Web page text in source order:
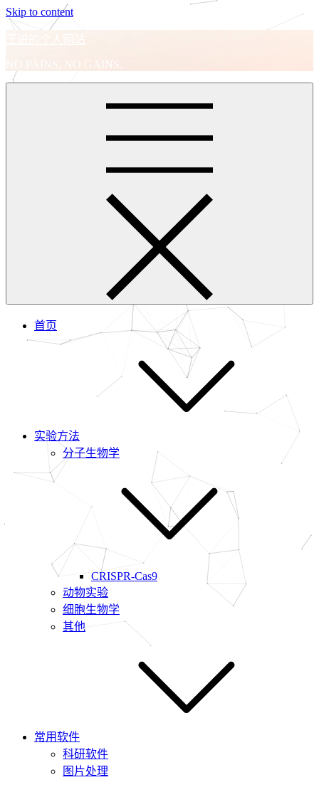
Skip to content
王进的个人网站
NO PAINS, NO GAINS.
首页
实验方法
分子生物学
CRISPR-Cas9
动物实验
细胞生物学
其他
常用软件
科研软件
图片处理